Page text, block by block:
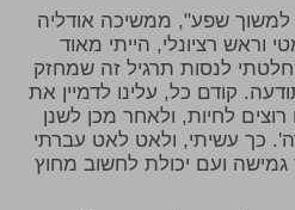
למשוך שפע", ממשיכה אודליה
רציונלי, הייתי מאוד
לנסות תרגיל זה שמחזק
קודם כל, עלינו לדמיין את
לחיות, ולאחר מכן לשנן
כך עשיתי, ולאט לאט עברתי
גמישה ועם יכולת לחשוב מחוץ